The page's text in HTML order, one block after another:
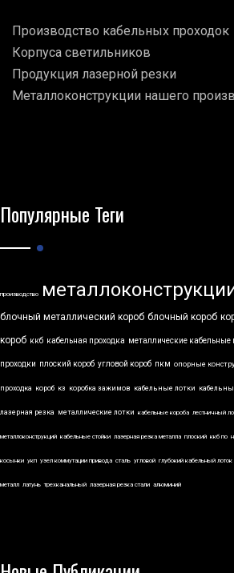
Производство кабельных проходок
Корпуса светильников
Продукция лазерной резки
Металлоконструкции нашего
Популярные Теги
производство
блочный металлический короб блочный короб
короб ккб кабельная проходка металлические кабельные
проходки плоский короб угловой короб пкм опорные
проходка короб кз коробка зажимов кабельные лотки
лазерная резка металлические лотки кабельные короба лестничный
металлоконструкций кабельные стойки лазерная резка металла плоский ккб по
косынки укп узел коммутации привода сталь угловой глубокий кабельный лоток
металл латунь трехканальный лазерная резка стали алюминий